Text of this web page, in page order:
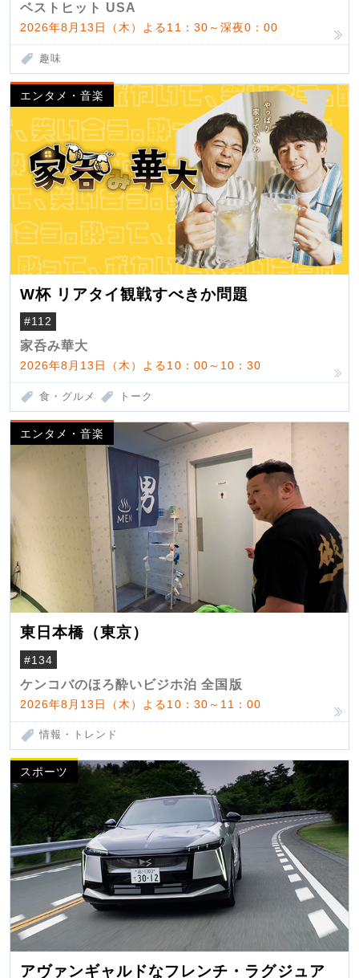
ベストヒット USA
2026年8月13日（木）よる11：30～深夜0：00
趣味
エンタメ・音楽
W杯 リアタイ観戦すべきか問題
#112
家呑み華大
2026年8月13日（木）よる10：00～10：30
食・グルメ トーク
エンタメ・音楽
東日本橋（東京）
#134
ケンコバのほろ酔いビジホ泊 全国版
2026年8月13日（木）よる10：30～11：00
情報・トレンド
スポーツ
アヴァンギャルドなフレンチ・ラグジュア